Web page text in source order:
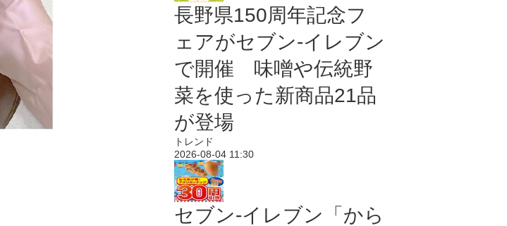
長野県150周年記念フ
ェアがセブン-イレブン
で開催 味噌や伝統野
菜を使った新商品21品
が登場
トレンド
2026-08-04 11:30
セブン‐イレブン「から